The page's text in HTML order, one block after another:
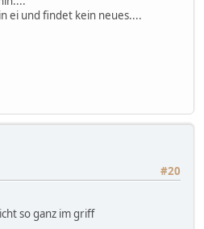
ei und findet kein neues....
#20
so ganz im griff